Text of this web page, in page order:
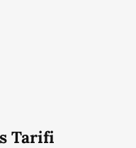
Tarifi